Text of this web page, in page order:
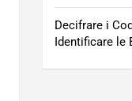
Decifrare i
Identificare le